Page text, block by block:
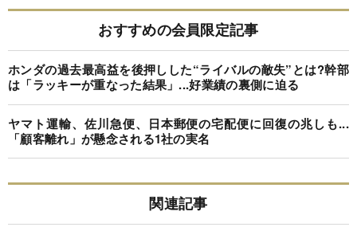
おすすめの会員限定記事
ホンダの過去最高益を後押しした“ライバルの敵失”とは?幹部
は「ラッキーが重なった結果」...好業績の裏側に迫る
ヤマト運輸、佐川急便、日本郵便の宅配便に回復の兆しも...
「顧客離れ」が懸念される1社の実名
関連記事